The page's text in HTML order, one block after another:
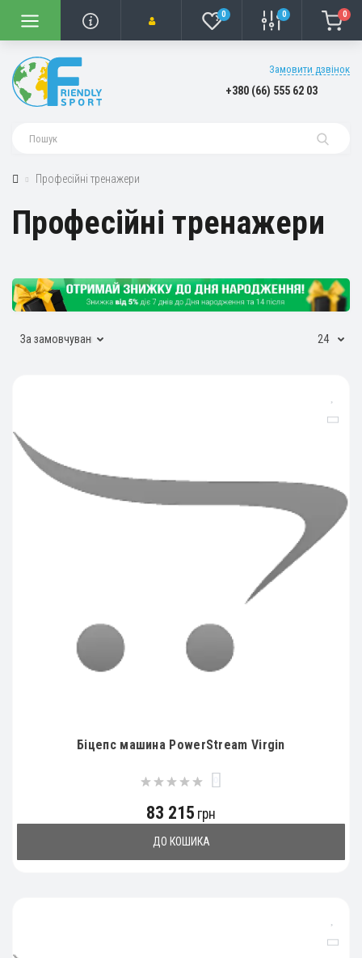
0 0 0
Замовити дзвінок
+380 (66) 555 62 03
Професійні тренажери
Професійні тренажери
Біцепс машина PowerStream Virgin
83 215 грн
ДО КОШИКА